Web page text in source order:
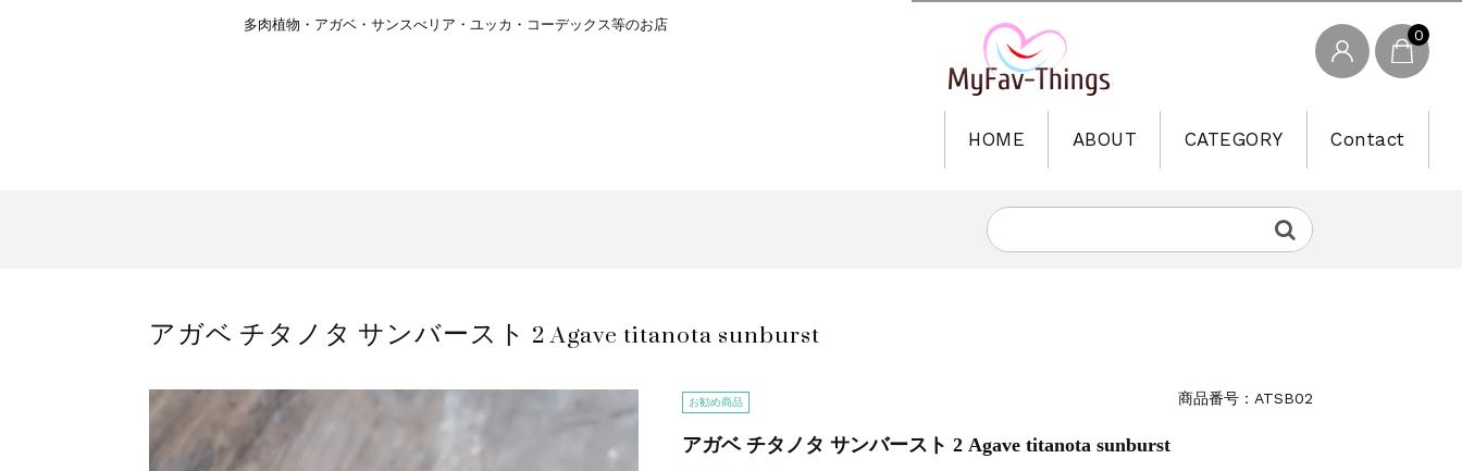
多肉植物・アガベ・サンスべリア・ユッカ・コーデックス等のお店
0
HOME ABOUT CATEGORY Contact
アガベ チタノタ サンバースト 2 Agave titanota sunburst
お勧め商品 商品番号：ATSB02
アガベ チタノタ サンバースト 2 Agave titanota sunburst